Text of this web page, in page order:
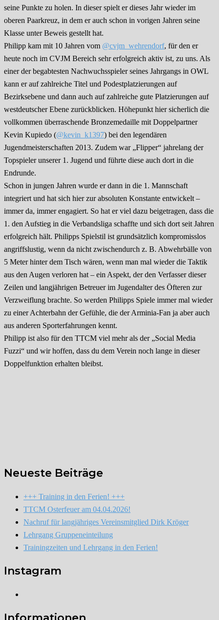
seine Punkte zu holen. In dieser spielt er dieses Jahr wieder im
oberen Paarkreuz, in dem er auch schon in vorigen Jahren seine
Klasse unter Beweis gestellt hat.
Philipp kam mit 10 Jahren vom @cvjm_wehrendorf, für den er
heute noch im CVJM Bereich sehr erfolgreich aktiv ist, zu uns. Als
einer der begabtesten Nachwuchsspieler seines Jahrgangs in OWL
kann er auf zahlreiche Titel und Podestplatzierungen auf
Bezirksebene und dann auch auf zahlreiche gute Platzierungen auf
westdeutscher Ebene zurückblicken. Höhepunkt hier sicherlich die
vollkommen überraschende Bronzemedaille mit Doppelpartner
Kevin Kupiedo (@kevin_k1397) bei den legendären
Jugendmeisterschaften 2013. Zudem war „Flipper“ jahrelang der
Topspieler unserer 1. Jugend und führte diese auch dort in die
Endrunde.
Schon in jungen Jahren wurde er dann in die 1. Mannschaft
integriert und hat sich hier zur absoluten Konstante entwickelt –
immer da, immer engagiert. So hat er viel dazu beigetragen, dass die
1. den Aufstieg in die Verbandsliga schaffte und sich dort seit Jahren
erfolgreich hält. Philipps Spielstil ist grundsätzlich kompromisslos
angriffslustig, wenn da nicht zwischendurch z. B. Abwehrbälle von
5 Meter hinter dem Tisch wären, wenn man mal wieder die Taktik
aus den Augen verloren hat – ein Aspekt, der den Verfasser dieser
Zeilen und langjährigen Betreuer im Jugendalter des Öfteren zur
Verzweiflung brachte. So werden Philipps Spiele immer mal wieder
zu einer Achterbahn der Gefühle, die der Arminia-Fan ja aber auch
aus anderen Sporterfahrungen kennt.
Philipp ist also für den TTCM viel mehr als der „Social Media
Fuzzi“ und wir hoffen, dass du dem Verein noch lange in dieser
Doppelfunktion erhalten bleibst.
Neueste Beiträge
+++ Training in den Ferien! +++
TTCM Osterfeuer am 04.04.2026!
Nachruf für langjähriges Vereinsmitglied Dirk Kröger
Lehrgang Gruppeneinteilung
Trainingzeiten und Lehrgang in den Ferien!
Instagram